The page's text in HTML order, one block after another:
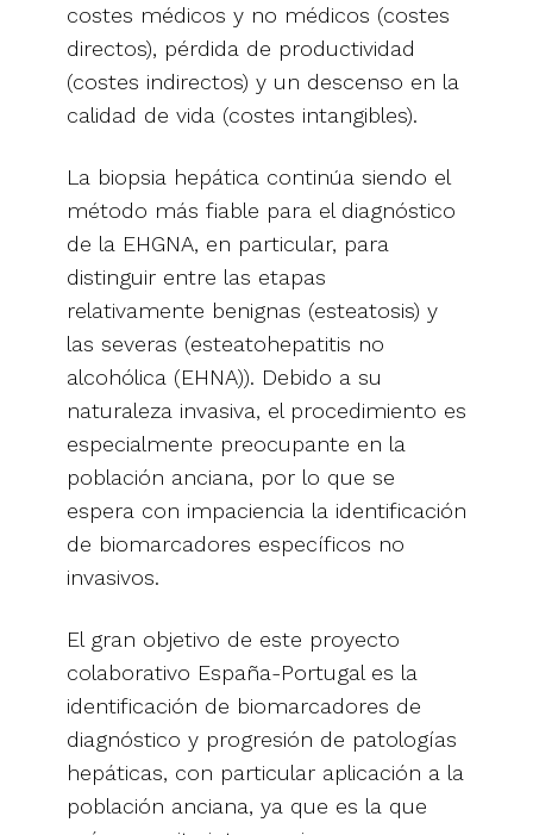
costes médicos y no médicos (costes
directos), pérdida de productividad
(costes indirectos) y un descenso en la
calidad de vida (costes intangibles).
La biopsia hepática continúa siendo el
método más fiable para el diagnóstico
de la EHGNA, en particular, para
distinguir entre las etapas
relativamente benignas (esteatosis) y
las severas (esteatohepatitis no
alcohólica (EHNA)). Debido a su
naturaleza invasiva, el procedimiento es
especialmente preocupante en la
población anciana, por lo que se
espera con impaciencia la identificación
de biomarcadores específicos no
invasivos.
El gran objetivo de este proyecto
colaborativo España-Portugal es la
identificación de biomarcadores de
diagnóstico y progresión de patologías
hepáticas, con particular aplicación a la
población anciana, ya que es la que